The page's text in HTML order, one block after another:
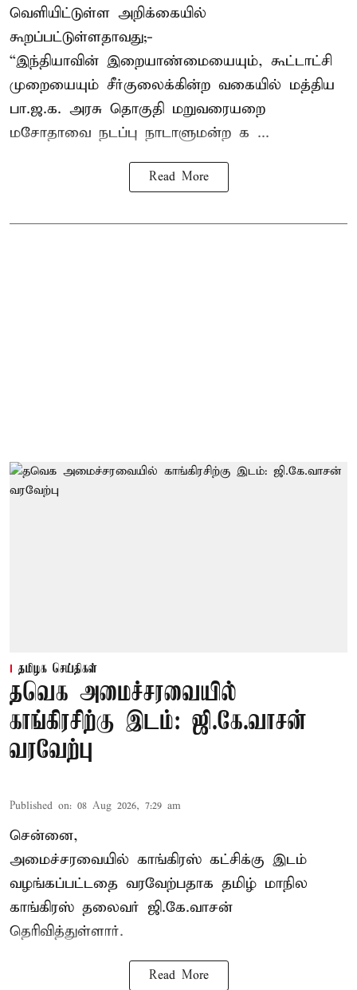
வெளியிட்டுள்ள அறிக்கையில்
கூறப்பட்டுள்ளதாவது;-
“இந்தியாவின் இறையாண்மையையும், கூட்டாட்சி
முறையையும் சீர்குலைக்கின்ற வகையில் மத்திய
பா.ஜ.க. அரசு தொகுதி மறுவரையறை
மசோதாவை நடப்பு நாடாளுமன்ற க ...
Read More
தமிழக செய்திகள்
தவெக அமைச்சரவையில்
காங்கிரசிற்கு இடம்: ஜி.கே.வாசன்
வரவேற்பு
Published on: 08 Aug 2026, 7:29 am
சென்னை,
அமைச்சரவையில் காங்கிரஸ் கட்சிக்கு இடம்
வழங்கப்பட்டதை வரவேற்பதாக தமிழ் மாநில
காங்கிரஸ் தலைவர் ஜி.கே.வாசன்
தெரிவித்துள்ளார்.
Read More